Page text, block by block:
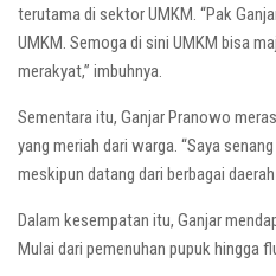
terutama di sektor UMKM. “Pak
UMKM. Semoga di sini UMKM bisa
merakyat,” imbuhnya.
Sementara itu, Ganjar Pranowo
yang meriah dari warga. “Saya
meskipun datang dari berbagai
Dalam kesempatan itu, Ganjar
Mulai dari pemenuhan pupuk hingga